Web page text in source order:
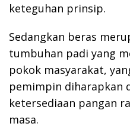
keteguhan prinsip.
Sedangkan beras
tumbuhan padi yang
pokok masyarakat,
pemimpin diharapkan
ketersediaan pangan
masa.